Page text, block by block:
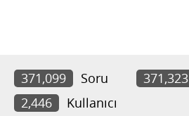
371,099 Soru 371,323
2,446
Kullanıcı